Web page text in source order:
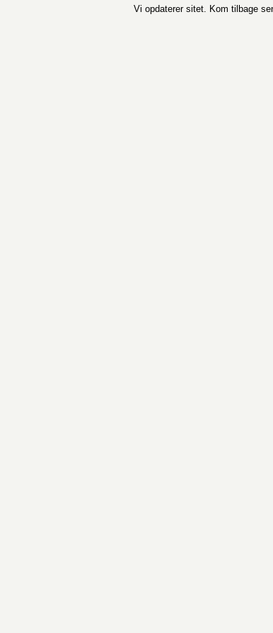
Vi opdaterer sitet. Kom tilbage